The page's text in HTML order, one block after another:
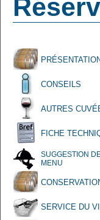
CONSEILS
AUTRES
FICHE
SUGGESTION
MENU
SERVICE DU